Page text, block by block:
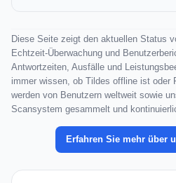
Diese Seite zeigt den aktuellen Status
Echtzeit-Überwachung und
Antwortzeiten, Ausfälle und
immer wissen, ob Tildes offline ist oder
werden von Benutzern weltweit sowie
Scansystem gesammelt und
Erfahren Sie mehr über